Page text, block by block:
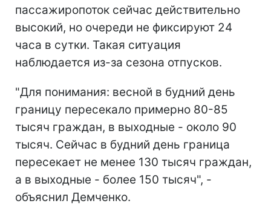
пассажиропоток сейчас действительно
высокий, но очереди не фиксируют 24
часа в сутки. Такая ситуация
наблюдается из-за сезона отпусков.
"Для понимания: весной в будний день
границу пересекало примерно 80-85
тысяч граждан, в выходные - около 90
тысяч. Сейчас в будний день граница
пересекает не менее 130 тысяч граждан,
а в выходные - более 150 тысяч", -
объяснил Демченко.